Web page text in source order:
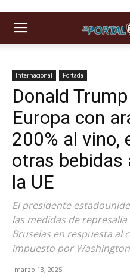
Internacional Portada
Donald
Europa con
200% al vino,
otras bebidas
la UE
El presidente
las medidas de
Bruselas en respuesta al
impuesto por Washington
marzo 13, 2025